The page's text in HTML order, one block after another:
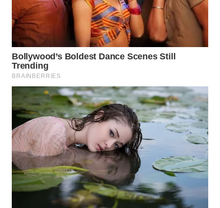
WAHANA
SPORT
WAHANA
UMKM
WAHANA
SELEB
WAHANA
PERSONA
WAHANA
OTOMOTIF